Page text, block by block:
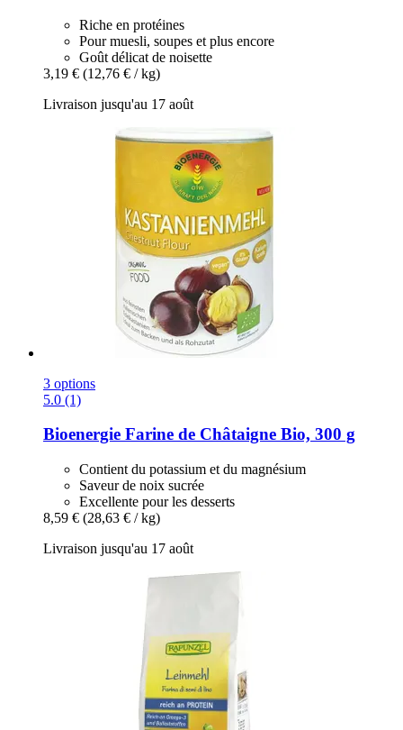
Riche en protéines
Pour muesli, soupes et plus encore
Goût délicat de noisette
3,19 € (12,76 € / kg)
Livraison jusqu'au 17 août
3 options
5.0 (1)
Bioenergie Farine de Châtaigne Bio, 300 g
Contient du potassium et du magnésium
Saveur de noix sucrée
Excellente pour les desserts
8,59 € (28,63 € / kg)
Livraison jusqu'au 17 août